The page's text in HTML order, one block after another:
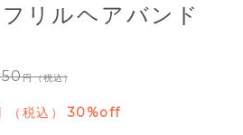
リルヘアバンド
（税込）
税込 30%off